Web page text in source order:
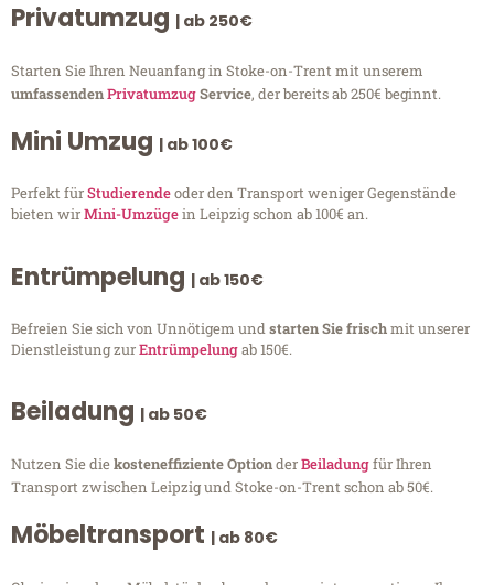
Privatumzug | ab 250€
Starten Sie Ihren Neuanfang in Stoke-on-Trent mit unserem
umfassendenPrivatumzugService, der bereits ab 250€ beginnt.
Mini Umzug | ab 100€
Perfekt fürStudierendeoder den Transport weniger Gegenstände
bieten wirMini-Umzügein Leipzig schon ab 100€ an.
Entrümpelung | ab 150€
Befreien Sie sich von Unnötigem undstarten Sie frischmit unserer
Dienstleistung zurEntrümpelungab 150€.
Beiladung | ab 50€
Nutzen Sie diekosteneffiziente OptionderBeiladungfür Ihren
Transport zwischen Leipzig und Stoke-on-Trent schon ab 50€.
Möbeltransport | ab 80€